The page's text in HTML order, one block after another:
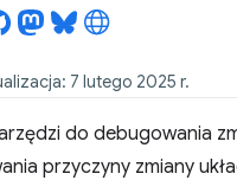
7 lutego 2025 r.
do debugowania
przyczyny zmiany